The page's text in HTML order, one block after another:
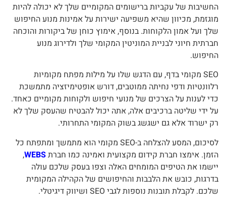
החשיבות של עקביות ברישומים המקומיים שלך לא יכולה להיות
מוגזמת, מכיוון שהיא משפיעה ישירות על אמינות מנוע החיפוש
שלך ועל אמון הלקוחות. בנוסף, אימוץ כוחן של ביקורות והוכחה
חברתית חיוני לבניית המוניטין המקומי שלך ולדירוג מנוע
החיפוש.
SEO מקומי בדף, עם הדגש שלו על מילות מפתח מקומיות
רלוונטיות ודפי נחיתה ממוטבים, דורש אופטימיזציה מתמשכת
כדי לענות על הצרכים של מנועי חיפוש ולקוחות מקומיים כאחד.
על ידי שליטה ברכיבים אלה, אתה יכול להבטיח שהעסק שלך לא
רק ישרוד אלא גם ישגשג בשוק המקומי התחרותי.
לסיכום, המסע להצלחה ב-SEO מקומי הוא מתמשך ומתפתח כל
הזמן. אימצו חברת קידום מקצועית ואמינה כמו חברתWEBS
,
יישמו את הטיפים המומחים האלה וצפו בעסק שלכם עולה
בדרגות, כובש את הלבבות והחיפושים של הקהילה המקומית
שלכם. לקבלת תובנות נוספות לגבי SEO ושיווק דיגיטלי.